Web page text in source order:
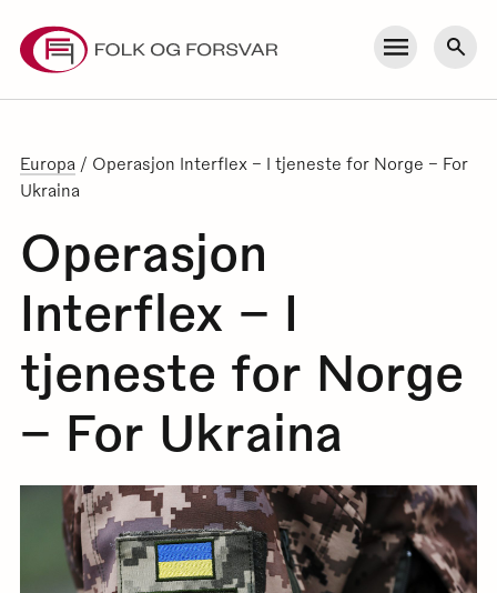
content
Meny Søk
Europa / Operasjon Interflex – I tjeneste for Norge – For
Ukraina
Operasjon
Interflex – I
tjeneste for Norge
– For Ukraina